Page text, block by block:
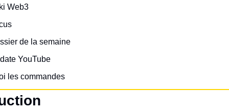
Web3
de la semaine
YouTube
les commandes